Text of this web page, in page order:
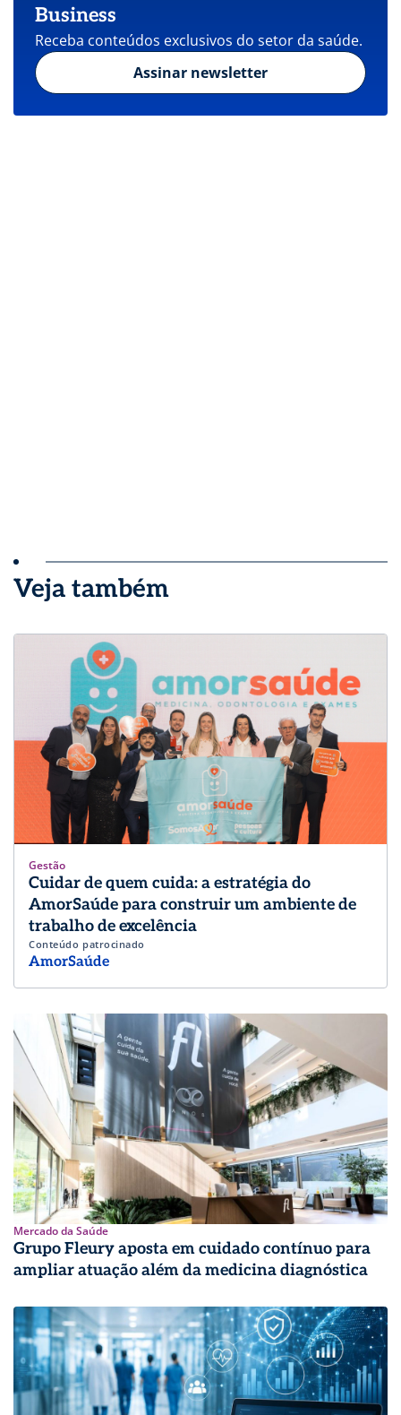
Business
Receba conteúdos exclusivos do setor da saúde.
Assinar newsletter
Veja também
Gestão
Cuidar de quem cuida: a estratégia do
AmorSaúde para construir um ambiente de
trabalho de excelência
Conteúdo patrocinado
AmorSaúde
Mercado da Saúde
Grupo Fleury aposta em cuidado contínuo para
ampliar atuação além da medicina diagnóstica